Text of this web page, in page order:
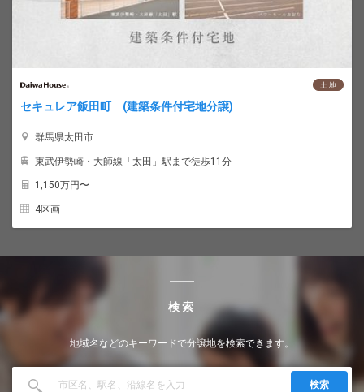
土 地
セキュレア飯田町 (建築条件付宅地分譲)
群馬県太田市
東武伊勢崎・大師線「太田」駅まで徒歩11分
1,150万円〜
4区画
検索
地域名などのキーワードで分譲地を検索できます。
検索